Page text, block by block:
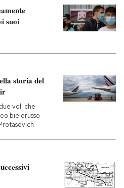
suoi
storia del
voli che
bielorusso